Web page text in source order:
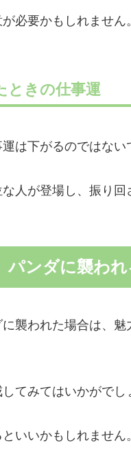
必要かもしれません。
ときの仕事運
は下がるのではない
人が登場し、振り回
ンダに襲われ
襲われた場合は、
てみてはいかがでし
いいかもしれません。